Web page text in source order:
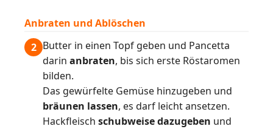
Anbraten und Ablöschen
2 Butter in einen Topf geben und Pancetta
darin anbraten, bis sich erste Röstaromen
bilden.
Das gewürfelte Gemüse hinzugeben und
bräunen lassen, es darf leicht ansetzen.
Hackfleisch schubweise dazugeben und